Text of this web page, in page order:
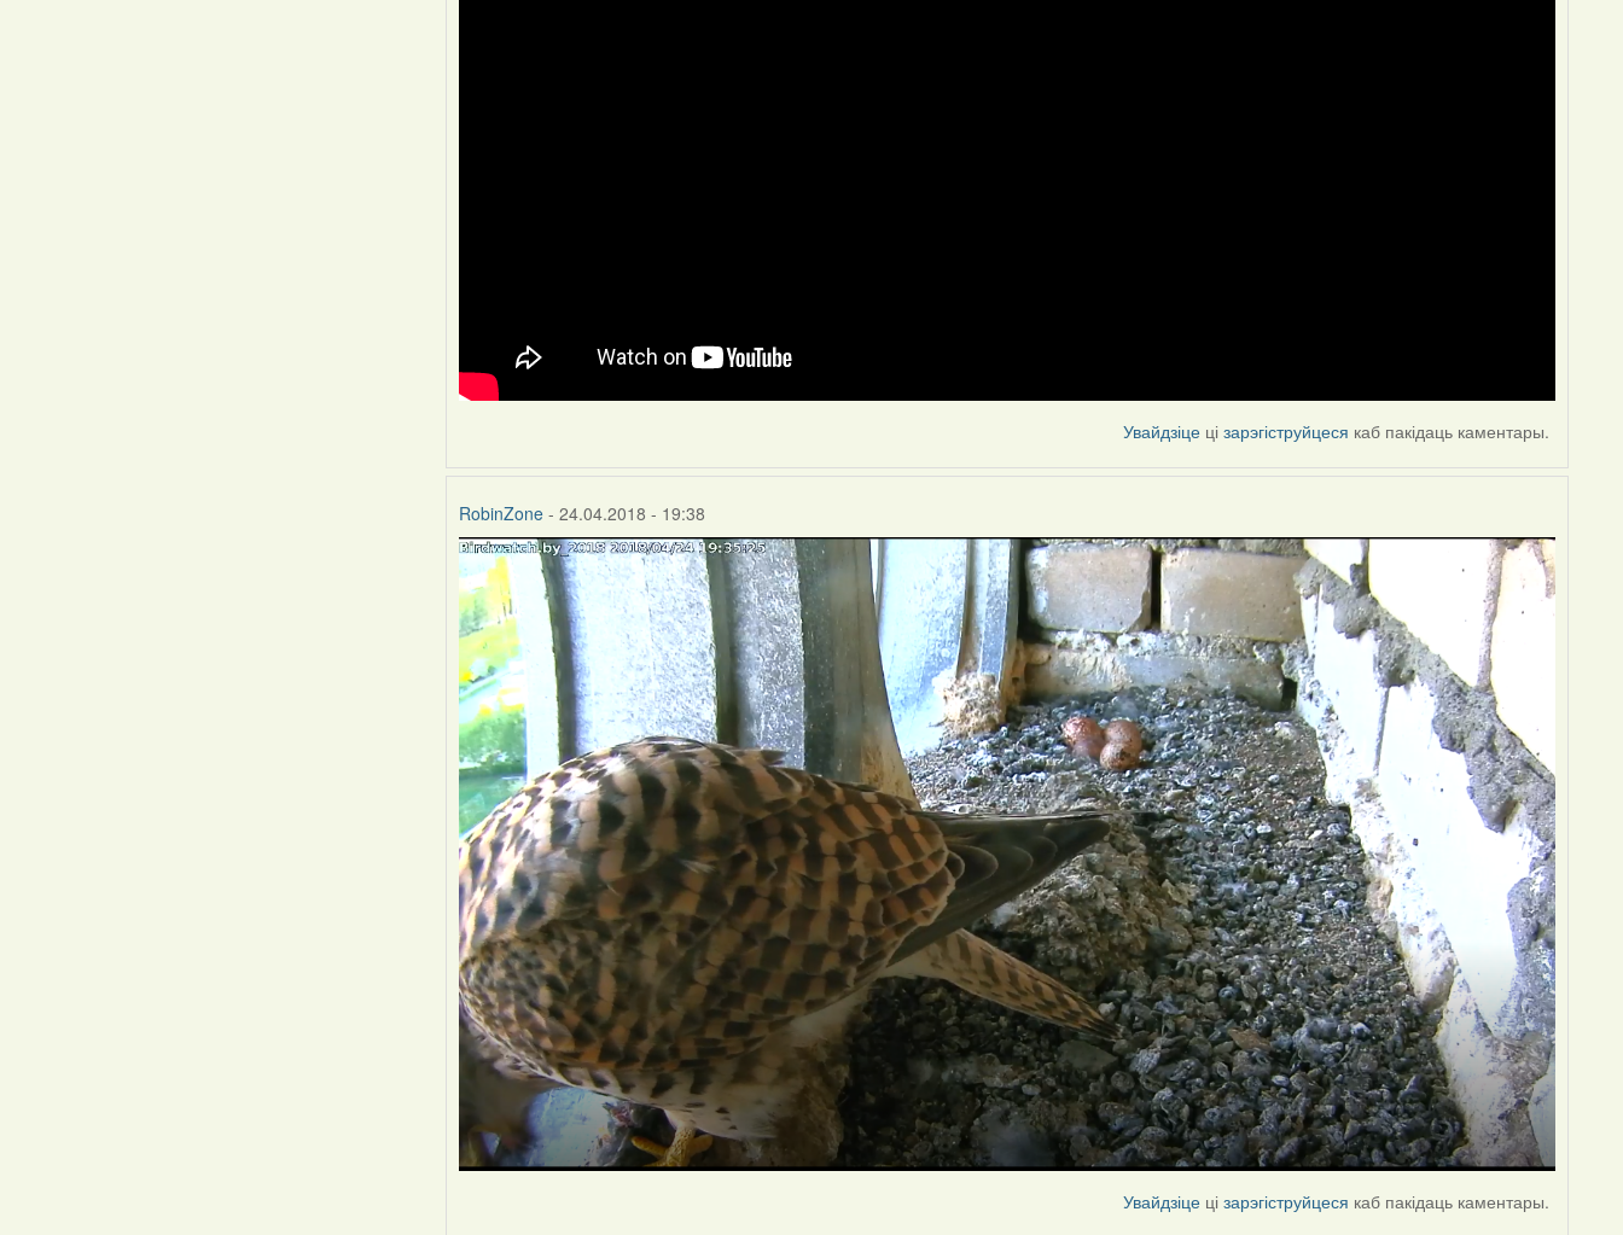
Увайдзіце цізарэгіструйцеся каб пакідаць каментары.
RobinZone - 24.04.2018 - 19:38
Увайдзіце цізарэгіструйцеся каб пакідаць каментары.